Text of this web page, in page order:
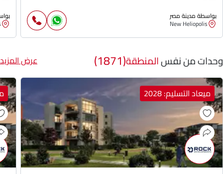
بواسطة مدينة مصر
New Heliopolis
وحدات من نفسالمنطقة(1871) عرض المزيد
ميعاد التسليم: 2028